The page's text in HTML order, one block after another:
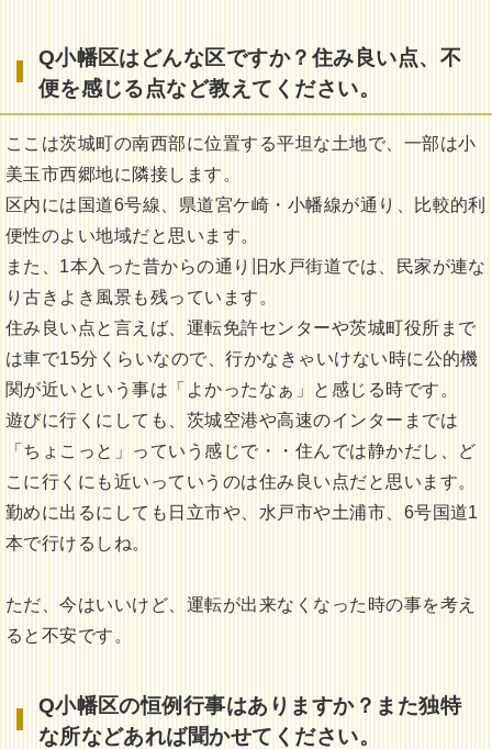
Q小幡区はどんな区ですか？ 住み良い点、不
便を感じる点など教えてください。
ここは茨城町の南西部に位置する平坦な土地で、一部は小
美玉市西郷地に隣接します。
区内には国道6号線、県道宮ケ崎・小幡線が通り、比較的利
便性のよい地域だと思います。
また、1本入った昔からの通り旧水戸街道では、民家が連な
り古きよき風景も残っています。
住み良い点と言えば、運転免許センターや茨城町役所まで
は車で15分くらいなので、行かなきゃいけない時に公的機
関が近いという事は「よかったなぁ」と感じる時です。
遊びに行くにしても、茨城空港や高速のインターまでは
「ちょこっと」っていう感じで・・住んでは静かだし、ど
こに行くにも近いっていうのは住み良い点だと思います。
勤めに出るにしても日立市や、水戸市や土浦市、6号国道1
本で行けるしね。
ただ、今はいいけど、運転が出来なくなった時の事を考え
ると不安です。
Q小幡区の恒例行事はありますか？また独特
な所などあれば聞かせてください。